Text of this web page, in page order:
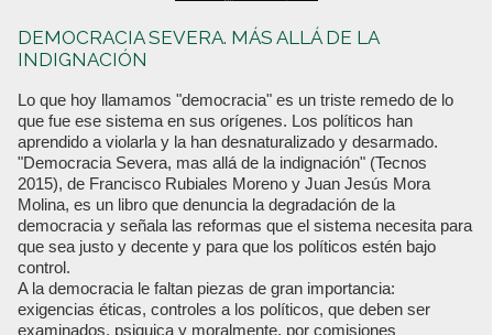
DEMOCRACIA SEVERA. MÁS ALLÁ DE LA
INDIGNACIÓN
Lo que hoy llamamos "democracia" es un triste remedo de lo
que fue ese sistema en sus orígenes. Los políticos han
aprendido a violarla y la han desnaturalizado y desarmado.
"Democracia Severa, mas allá de la indignación" (Tecnos
2015), de Francisco Rubiales Moreno y Juan Jesús Mora
Molina, es un libro que denuncia la degradación de la
democracia y señala las reformas que el sistema necesita para
que sea justo y decente y para que los políticos estén bajo
control.
A la democracia le faltan piezas de gran importancia:
exigencias éticas, controles a los políticos, que deben ser
examinados, psiquica y moralmente, por comisiones